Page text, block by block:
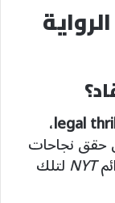
،
حقق نجاحات
NYTلتلك